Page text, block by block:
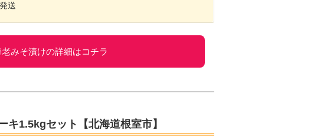
送
みそ漬けの詳細はコチラ
キ1.5kgセット【北海道根室市】